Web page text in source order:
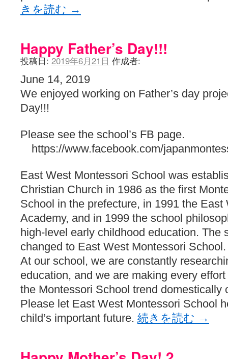
きを読む →
Happy Father’s Day!!!
投稿日: 2019年6月21日 作成者:
June 14, 2019
We enjoyed working on Father’s day
Day!!!
Please see the school’s FB page.
https://www.facebook.com/
East West Montessori School was
Christian Church in 1986 as the first
School in the prefecture, in 1991 the East
Academy, and in 1999 the school
high-level early childhood education. The
changed to East West Montessori School.
At our school, we are constantly
education, and we are making every
the Montessori School trend domestically
Please let East West Montessori School
child’s important future. 続きを読む →